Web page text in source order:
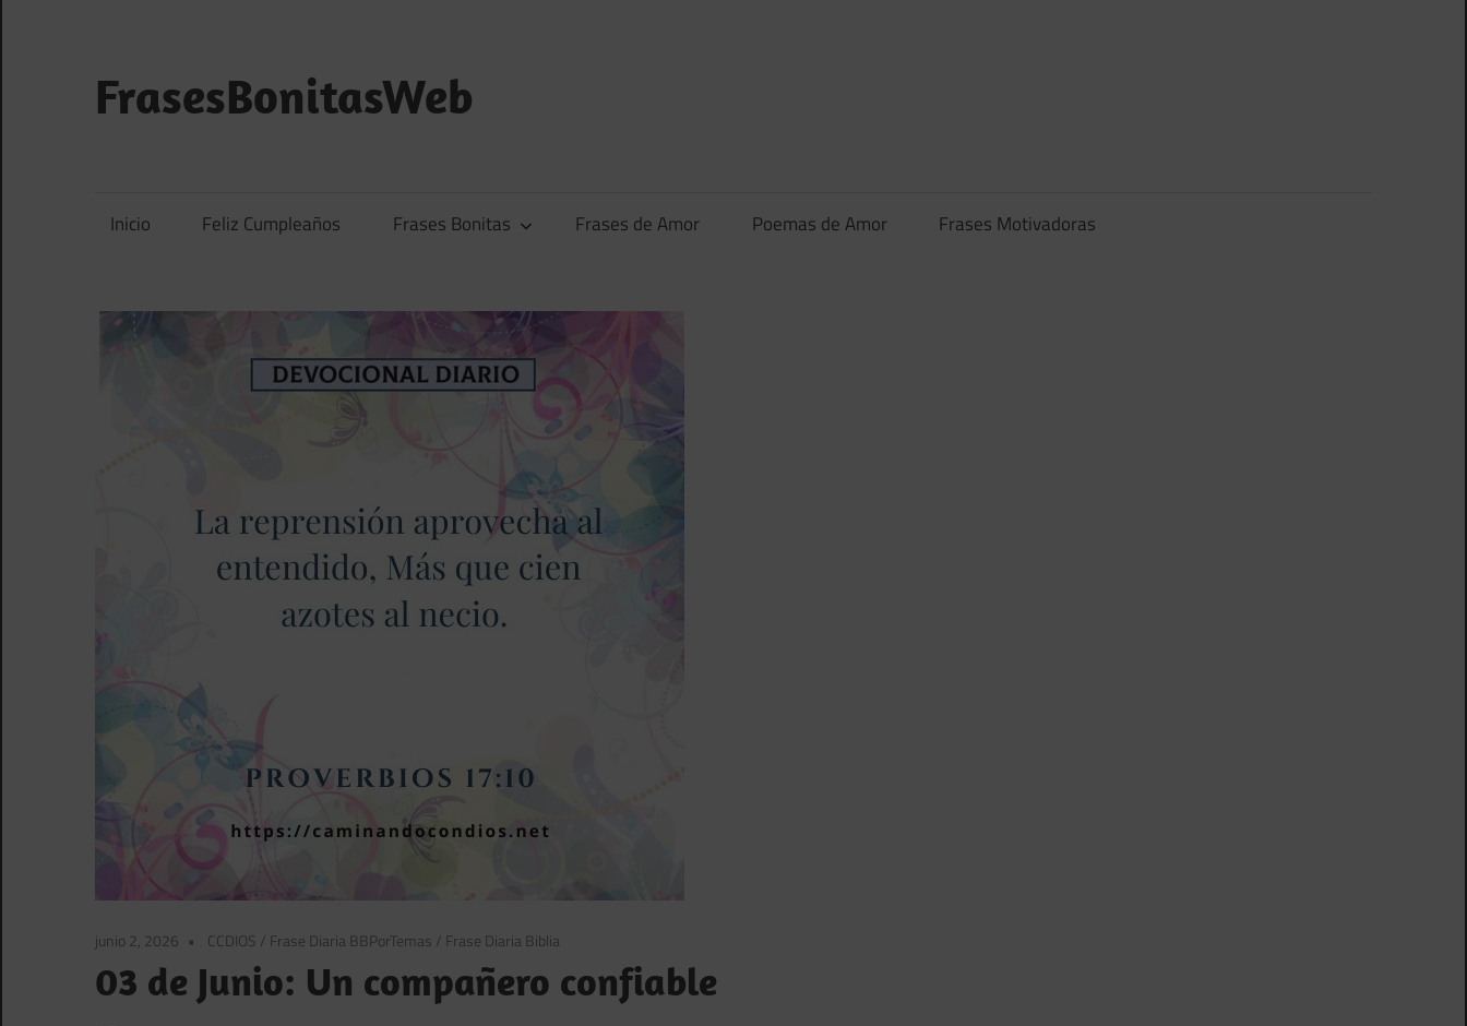
contenido
FrasesBonitasWeb
y
frases
Inicio Feliz Cumpleaños Frases Bonitas Frases de Amor Poemas de Amor Frases Motivadoras
junio 2, 2026 CCDIOS / Frase Diaria BBPorTemas / Frase Diaria Biblia
03 de Junio: Un compañero confiable